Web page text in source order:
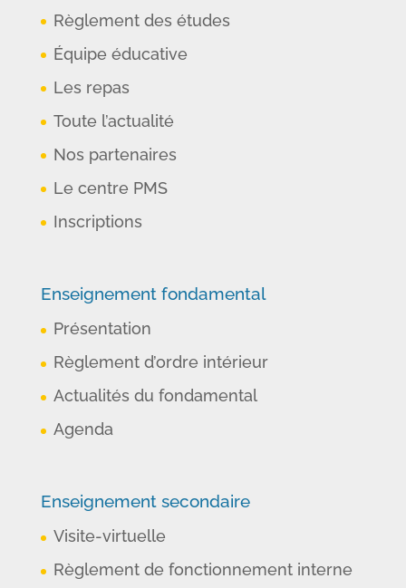
Règlement des études
Équipe éducative
Les repas
Toute l’actualité
Nos partenaires
Le centre PMS
Inscriptions
Enseignement fondamental
Présentation
Règlement d’ordre intérieur
Actualités du fondamental
Agenda
Enseignement secondaire
Visite-virtuelle
Règlement de fonctionnement interne